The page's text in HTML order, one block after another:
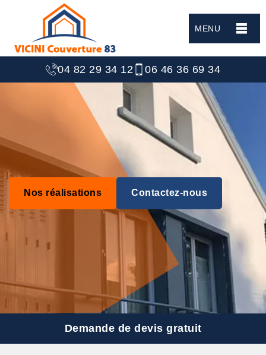
MENU
04 82 29 34 12 06 46 36 69 34
Nos réalisations Contactez-nous
Demande de devis gratuit